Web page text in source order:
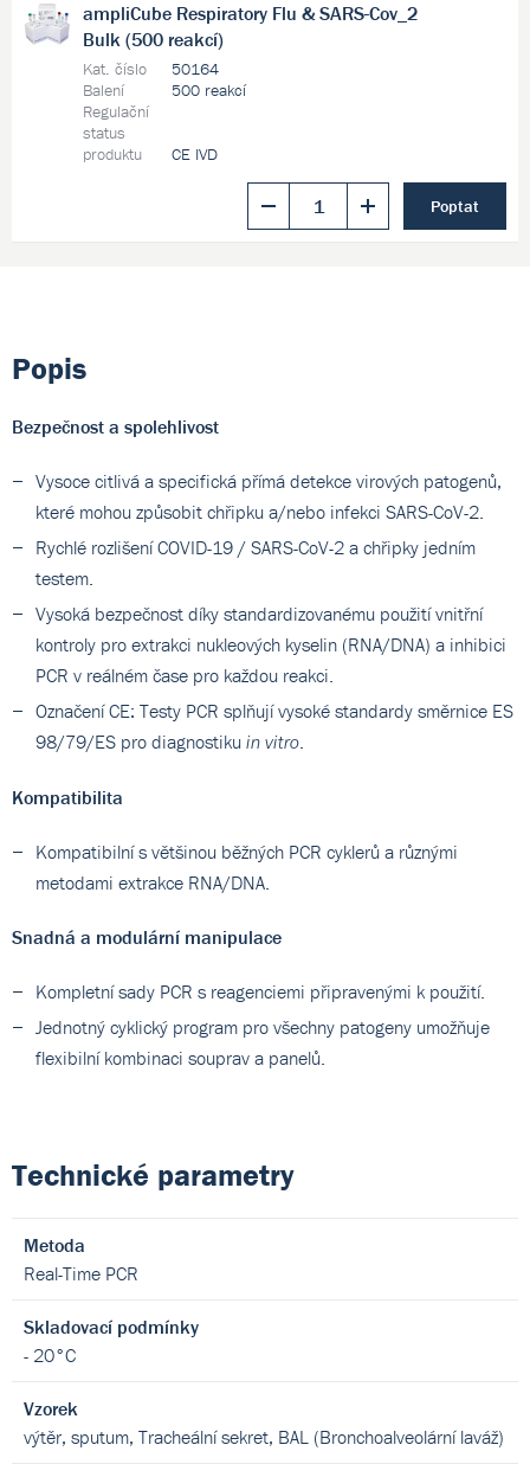
ampliCube Respiratory Flu & SARS-Cov_2
Bulk (500 reakcí)
Kat. číslo
50164
Balení
500 reakcí
Regulační
status
produktu
CE IVD
Poptat
Popis
Bezpečnost a spolehlivost
Vysoce citlivá a specifická přímá detekce virových patogenů,
které mohou způsobit chřipku a/nebo infekci SARS-CoV-2.
Rychlé rozlišení COVID-19 / SARS-CoV-2 a chřipky jedním
testem.
Vysoká bezpečnost díky standardizovanému použití vnitřní
kontroly pro extrakci nukleových kyselin (RNA/DNA) a inhibici
PCR v reálném čase pro každou reakci.
Označení CE: Testy PCR splňují vysoké standardy směrnice ES
98/79/ES pro diagnostiku in vitro.
Kompatibilita
Kompatibilní s většinou běžných PCR cyklerů a různými
metodami extrakce RNA/DNA.
Snadná a modulární manipulace
Kompletní sady PCR s reagenciemi připravenými k použití.
Jednotný cyklický program pro všechny patogeny umožňuje
flexibilní kombinaci souprav a panelů.
Technické parametry
Metoda
Real-Time PCR
Skladovací podmínky
- 20°C
Vzorek
výtěr, sputum, Tracheální sekret, BAL (Bronchoalveolární laváž)